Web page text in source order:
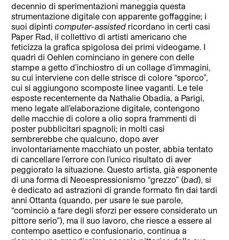
decennio di sperimentazioni maneggia questa
strumentazione digitale con apparente goffaggine; i
suoi dipinticomputer-assisted ricordano in certi casi
Paper Rad, il collettivo di artisti americano che
feticizza la grafica spigolosa dei primi videogame. I
quadri di Oehlen cominciano in genere con delle
stampe a getto d’inchiostro di un collage d’immagini,
su cui interviene con delle strisce di colore “sporco”,
cui si aggiungono scomposte linee vaganti. Le tele
esposte recentemente da Nathalie Obadia, a Parigi,
meno legate all’elaborazione digitale, contengono
delle macchie di colore a olio sopra frammenti di
poster pubblicitari spagnoli; in molti casi
sembrerebbe che qualcuno, dopo aver
involontariamente macchiato un poster, abbia tentato
di cancellare l’errore con l’unico risultato di aver
peggiorato la situazione. Questo artista, già esponente
di una forma di Neoespressionismo “grezzo” (bad), si
è dedicato ad astrazioni di grande formato fin dai tardi
anni Ottanta (quando, per usare le sue parole,
“cominciò a fare degli sforzi per essere considerato un
pittore serio”), ma il suo lavoro, che riesce a essere al
contempo asettico e confusionario, continua a